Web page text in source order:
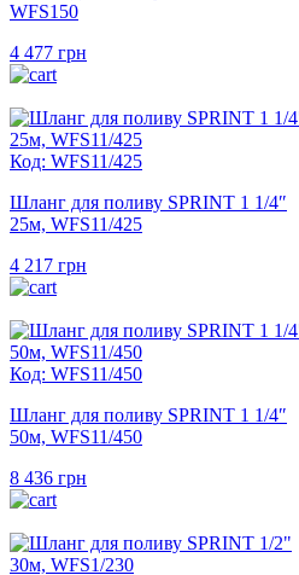
WFS150
4 477 грн
Код: WFS11/425
Шланг для поливу SPRINT 1 1/4″
25м, WFS11/425
4 217 грн
Код: WFS11/450
Шланг для поливу SPRINT 1 1/4″
50м, WFS11/450
8 436 грн